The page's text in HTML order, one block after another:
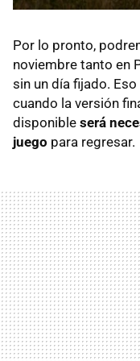
Por lo pronto,
noviembre tanto en
sin un día fijado.
cuando la versión
disponible será
juego para regresar.